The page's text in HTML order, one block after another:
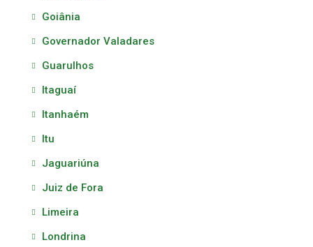
Goiânia
Governador Valadares
Guarulhos
Itaguaí
Itanhaém
Itu
Jaguariúna
Juiz de Fora
Limeira
Londrina